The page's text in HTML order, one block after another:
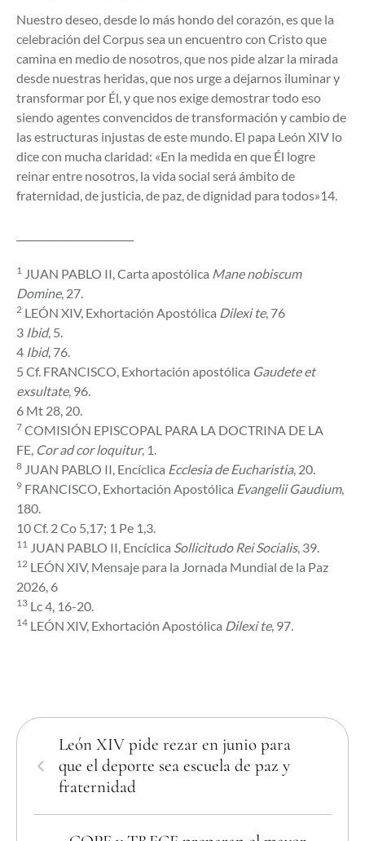
Nuestro deseo, desde lo más hondo del corazón, es que la
celebración del Corpus sea un encuentro con Cristo que
camina en medio de nosotros, que nos pide alzar la mirada
desde nuestras heridas, que nos urge a dejarnos iluminar y
transformar por Él, y que nos exige demostrar todo eso
siendo agentes convencidos de transformación y cambio de
las estructuras injustas de este mundo. El papa León XIV lo
dice con mucha claridad: «En la medida en que Él logre
reinar entre nosotros, la vida social será ámbito de
fraternidad, de justicia, de paz, de dignidad para todos»14.
1 JUAN PABLO II, Carta apostólica Mane nobiscum
Domine, 27.
2 LEÓN XIV, Exhortación Apostólica Dilexi te, 76
3 Ibid, 5.
4 Ibid, 76.
5 Cf. FRANCISCO, Exhortación apostólica Gaudete et
exsultate, 96.
6 Mt 28, 20.
7 COMISIÓN EPISCOPAL PARA LA DOCTRINA DE LA
FE, Cor ad cor loquitur, 1.
8 JUAN PABLO II, Encíclica Ecclesia de Eucharistia, 20.
9 FRANCISCO, Exhortación Apostólica Evangelii Gaudium,
180.
10 Cf. 2 Co 5,17; 1 Pe 1,3.
11 JUAN PABLO II, Encíclica Sollicitudo Rei Socialis, 39.
12 LEÓN XIV, Mensaje para la Jornada Mundial de la Paz
2026, 6
13 Lc 4, 16-20.
14 LEÓN XIV, Exhortación Apostólica Dilexi te, 97.
León XIV pide rezar en junio para
que el deporte sea escuela de paz y
fraternidad